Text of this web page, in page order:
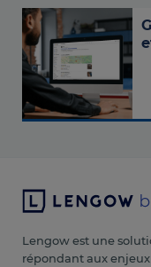
Lengow est une
répondant aux